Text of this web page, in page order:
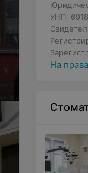
УНП:
На